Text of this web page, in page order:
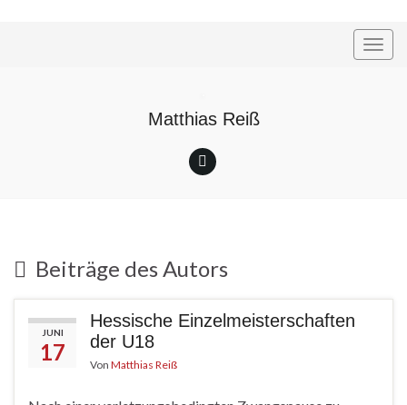
Matthias Reiß
Beiträge des Autors
JUNI
17
Hessische Einzelmeisterschaften
der U18
Von Matthias Reiß